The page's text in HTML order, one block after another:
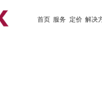
首页 服务 定价 解决